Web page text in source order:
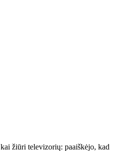
žiūri televizorių: paaiškėjo, kad